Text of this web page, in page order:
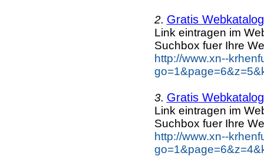
2. Gratis
Link eintragen im
Suchbox fuer Ihre
http://www.xn--
3. Gratis
Link eintragen im
Suchbox fuer Ihre
http://www.xn--